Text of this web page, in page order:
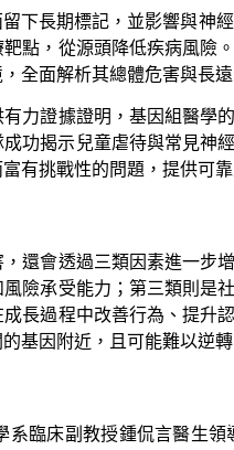
下長期標記，並影響與神
點，從源頭降低疾病風險
全面解析其總體危害與長
力證據證明，基因組醫
揭示兒童虐待與常見神
有挑戰性的問題，提供可靠
還會透過三類因素進一
險承受能力；第三類則
長過程中改善行為、提
基因附近，且可能難以逆
臨床副教授鍾侃言醫生